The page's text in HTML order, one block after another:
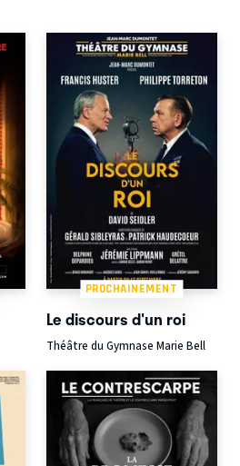
PROCHAINEMENT
Le discours d'un roi
Théâtre du Gymnase Marie Bell